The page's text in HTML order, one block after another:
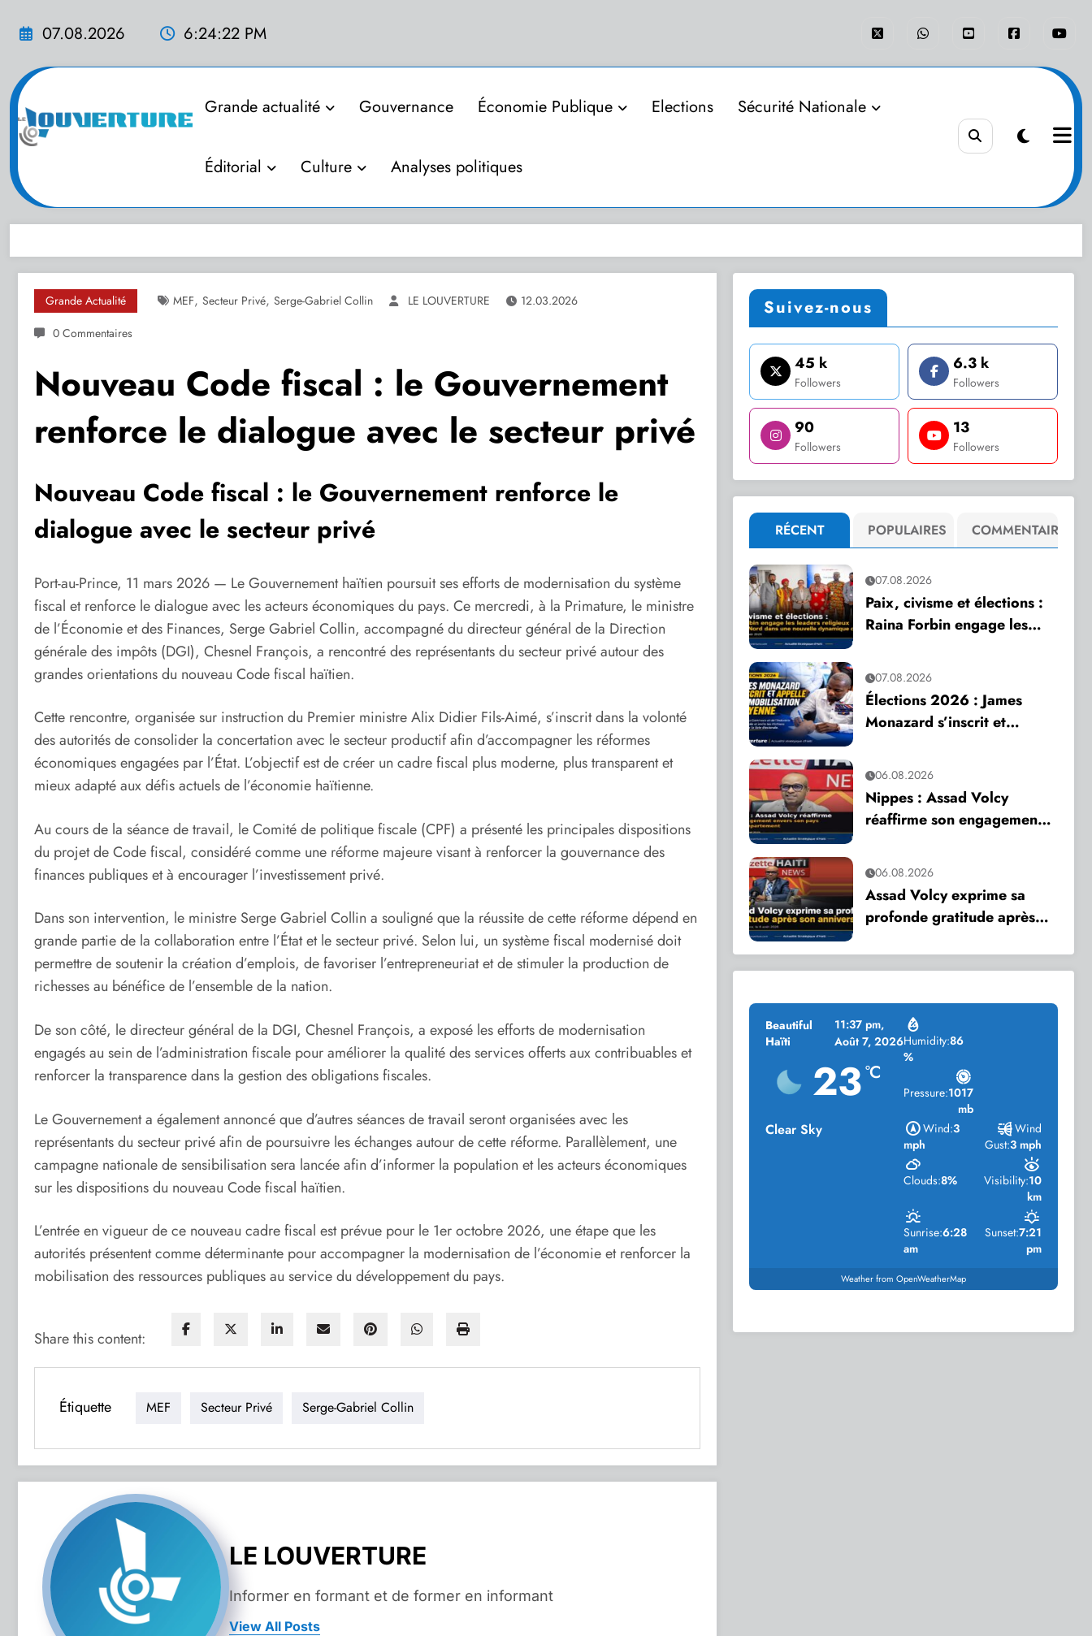
07.08.2026 6:24:24 PM
Grande actualité Gouvernance Économie Publique Elections Sécurité Nationale
Éditorial Culture Analyses politiques
Grande Actualité MEF, Secteur Privé, Serge-Gabriel Collin LE LOUVERTURE
12.03.2026
0 Commentaires
Nouveau Code fiscal : le Gouvernement
renforce le dialogue avec le secteur privé
Nouveau Code fiscal : le Gouvernement renforce le
dialogue avec le secteur privé
Port-au-Prince, 11 mars 2026 — Le Gouvernement haïtien poursuit ses efforts de modernisation du système
fiscal et renforce le dialogue avec les acteurs économiques du pays. Ce mercredi, à la Primature, le ministre
de l’Économie et des Finances, Serge Gabriel Collin, accompagné du directeur général de la Direction
générale des impôts (DGI), Chesnel François, a rencontré des représentants du secteur privé autour des
grandes orientations du nouveau Code fiscal haïtien.
Cette rencontre, organisée sur instruction du Premier ministre Alix Didier Fils-Aimé, s’inscrit dans la volonté
des autorités de consolider la concertation avec le secteur productif afin d’accompagner les réformes
économiques engagées par l’État. L’objectif est de créer un cadre fiscal plus moderne, plus transparent et
mieux adapté aux défis actuels de l’économie haïtienne.
Au cours de la séance de travail, le Comité de politique fiscale (CPF) a présenté les principales dispositions
du projet de Code fiscal, considéré comme une réforme majeure visant à renforcer la gouvernance des
finances publiques et à encourager l’investissement privé.
Dans son intervention, le ministre Serge Gabriel Collin a souligné que la réussite de cette réforme dépend en
grande partie de la collaboration entre l’État et le secteur privé. Selon lui, un système fiscal modernisé doit
permettre de soutenir la création d’emplois, de favoriser l’entrepreneuriat et de stimuler la production de
richesses au bénéfice de l’ensemble de la nation.
De son côté, le directeur général de la DGI, Chesnel François, a exposé les efforts de modernisation
engagés au sein de l’administration fiscale pour améliorer la qualité des services offerts aux contribuables et
renforcer la transparence dans la gestion des obligations fiscales.
Le Gouvernement a également annoncé que d’autres séances de travail seront organisées avec les
représentants du secteur privé afin de poursuivre les échanges autour de cette réforme. Parallèlement, une
campagne nationale de sensibilisation sera lancée afin d’informer la population et les acteurs économiques
sur les dispositions du nouveau Code fiscal haïtien.
L’entrée en vigueur de ce nouveau cadre fiscal est prévue pour le 1er octobre 2026, une étape que les
autorités présentent comme déterminante pour accompagner la modernisation de l’économie et renforcer la
mobilisation des ressources publiques au service du développement du pays.
Share this content:
Étiquette MEF Secteur Privé Serge-Gabriel Collin
LE LOUVERTURE
Informer en formant et de former en informant
View All Posts
Suivez-nous
45 k
Followers
6.3 k
Followers
90
Followers
13
Followers
RÉCENT POPULAIRES COMMENTAIRE
07.08.2026
Paix, civisme et élections :
Raina Forbin engage les
Nord dans une nouvelle
dynamique de dialogue
07.08.2026
Élections 2026 : James
Monazard s’inscrit et
citoyenne
06.08.2026
Nippes : Assad Volcy
réaffirme son engagement
département
06.08.2026
Assad Volcy exprime sa
profonde gratitude après
Beautiful
Haïti
11:37 pm,
Août 7, 2026
23°C
Clear Sky
Humidity:86
%
Pressure:1017
mb
Wind:3
mph
Wind
Gust:3 mph
Clouds:8% Visibility:10
km
Sunrise:6:28
am
Sunset:7:21
pm
Weather from OpenWeatherMap